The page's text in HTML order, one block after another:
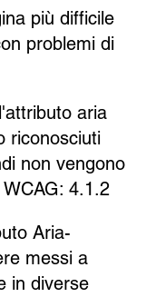
più difficile
problemi di
aria
riconosciuti
non vengono
4.1.2
Aria-
messi a
in diverse